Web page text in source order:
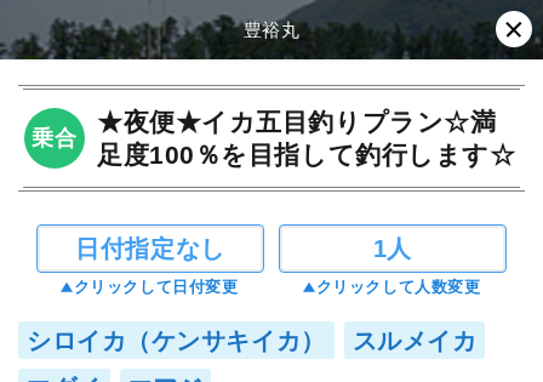
豊裕丸
乗合
★夜便★イカ五目釣りプラン☆満
足度100％を目指して釣行します☆
日付指定なし
クリックして日付変更
1人
クリックして人数変更
シロイカ（ケンサキイカ）
スルメイカ